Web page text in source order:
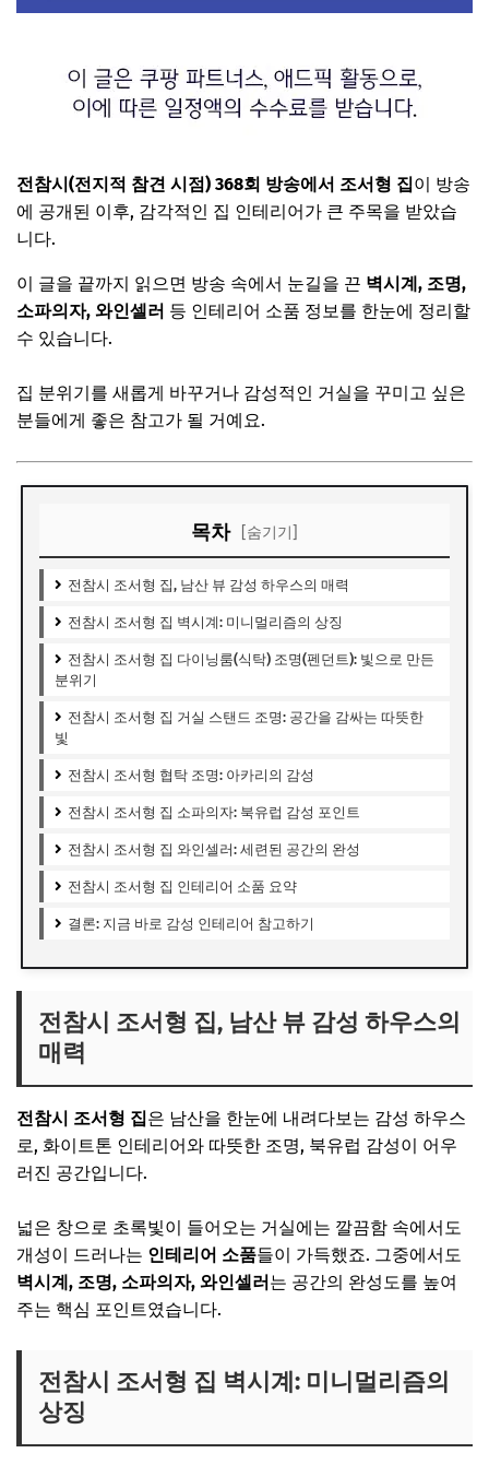
전참시(전지적 참견 시점) 368회 방송에서 조서형 집이 방송
에 공개된 이후, 감각적인 집 인테리어가 큰 주목을 받았습
니다.
이 글을 끝까지 읽으면 방송 속에서 눈길을 끈 벽시계, 조명,
소파의자, 와인셀러 등 인테리어 소품 정보를 한눈에 정리할
수 있습니다.
집 분위기를 새롭게 바꾸거나 감성적인 거실을 꾸미고 싶은
분들에게 좋은 참고가 될 거예요.
목차 [숨기기]
전참시 조서형 집, 남산 뷰 감성 하우스의 매력
전참시 조서형 집 벽시계: 미니멀리즘의 상징
전참시 조서형 집 다이닝룸(식탁) 조명(펜던트): 빛으로 만든
분위기
전참시 조서형 집 거실 스탠드 조명: 공간을 감싸는 따뜻한
빛
전참시 조서형 협탁 조명: 아카리의 감성
전참시 조서형 집 소파의자: 북유럽 감성 포인트
전참시 조서형 집 와인셀러: 세련된 공간의 완성
전참시 조서형 집 인테리어 소품 요약
결론: 지금 바로 감성 인테리어 참고하기
전참시 조서형 집, 남산 뷰 감성 하우스의
매력
전참시 조서형 집은 남산을 한눈에 내려다보는 감성 하우스
로, 화이트톤 인테리어와 따뜻한 조명, 북유럽 감성이 어우
러진 공간입니다.
넓은 창으로 초록빛이 들어오는 거실에는 깔끔함 속에서도
개성이 드러나는 인테리어 소품들이 가득했죠. 그중에서도
벽시계, 조명, 소파의자, 와인셀러는 공간의 완성도를 높여
주는 핵심 포인트였습니다.
전참시 조서형 집 벽시계: 미니멀리즘의
상징